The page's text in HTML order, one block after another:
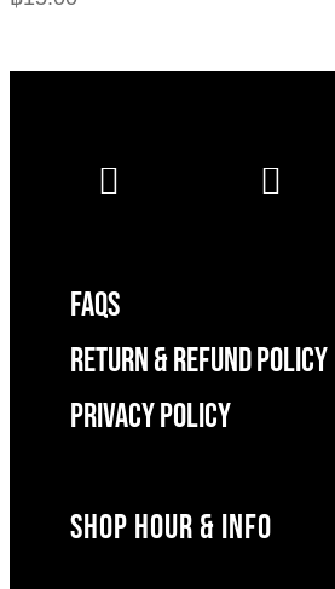
FAQS
RETURN & REFUND POLICY
Privacy Policy
SHOP HOUR & INFO